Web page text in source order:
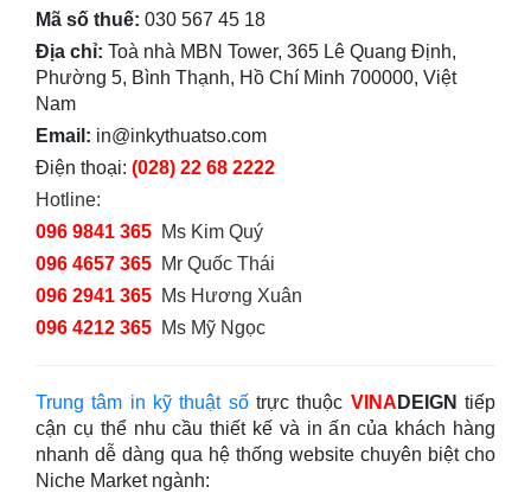
Mã số thuế: 030 567 45 18
Địa chỉ: Toà nhà MBN Tower, 365 Lê Quang Định,
Phường 5, Bình Thạnh, Hồ Chí Minh 700000, Việt
Nam
Email: in@inkythuatso.com
Điện thoại: (028) 22 68 2222
Hotline:
096 9841 365 Ms Kim Quý
096 4657 365 Mr Quốc Thái
096 2941 365 Ms Hương Xuân
096 4212 365 Ms Mỹ Ngọc
Trung tâm in kỹ thuật sốtrực thuộc VINA DEIGN tiếp
cận cụ thể nhu cầu thiết kế và in ấn của khách hàng
nhanh dễ dàng qua hệ thống website chuyên biệt cho
Niche Market ngành: